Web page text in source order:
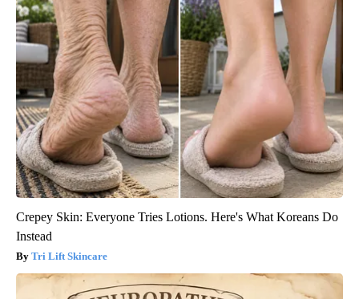
Crepey Skin: Everyone Tries Lotions. Here's What Koreans Do
Instead
Tri Lift Skincare